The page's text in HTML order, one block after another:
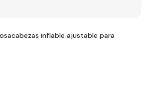
inflable ajustable para